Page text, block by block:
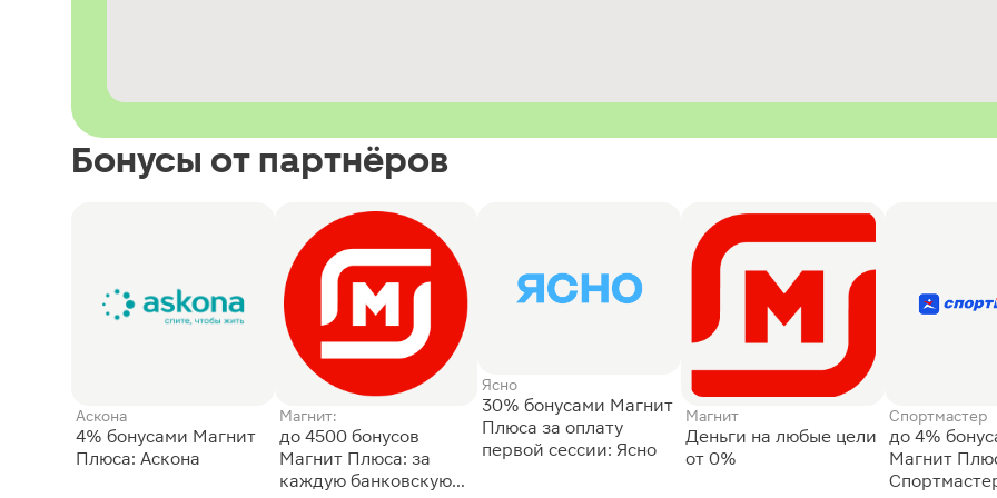
Бонусы от партнёров
Аскона
4% бонусами Магнит
Плюса: Аскона
Магнит:
до 4500 бонусов
Магнит Плюса: за
каждую банковскую
Ясно
30% бонусами Магнит
Плюса за оплату
первой сессии: Ясно
Магнит
Деньги на любые цели
от 0%
Спортмастер
до 4%
Магнит